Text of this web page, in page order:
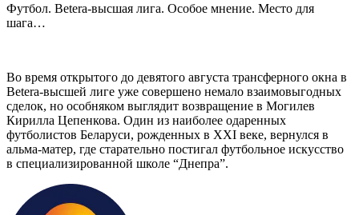
Футбол. Betera-высшая лига. Особое мнение. Место для
шага…
Во время открытого до девятого августа трансферного окна в
Betera-высшей лиге уже совершено немало взаимовыгодных
сделок, но особняком выглядит возвращение в Могилев
Кирилла Цепенкова. Один из наиболее одаренных
футболистов Беларуси, рожденных в XXI веке, вернулся в
альма-матер, где старательно постигал футбольное искусство
в специализированной школе “Днепра”.